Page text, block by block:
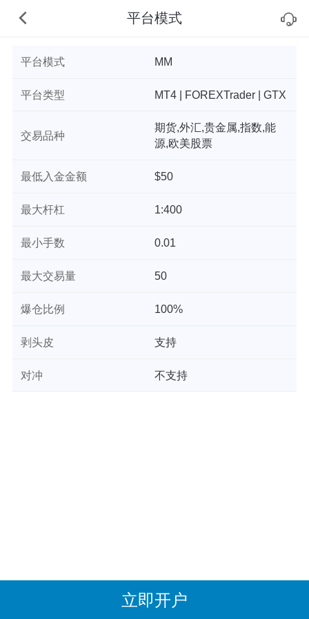
平台模式
平台模式 MM
平台类型 MT4 | FOREXTrader | GTX
交易品种
期货,外汇,贵金属,指数,能
源,欧美股票
最低入金金额 $50
最大杆杠 1:400
最小手数 0.01
最大交易量 50
爆仓比例 100%
剥头皮 支持
对冲 不支持
立即开户